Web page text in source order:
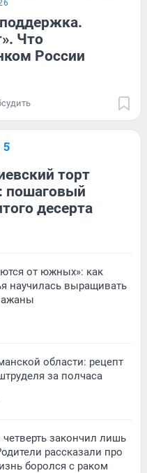
Что
России
торт
пошаговый
десерта
от южных»: как
научилась выращивать
области: рецепт
за полчаса
закончил лишь
рассказали про
боролся с раком